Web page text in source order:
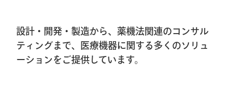
2026.1.8
第40回東日本手外科研究会出展＆ハンズ
設計・開発・製造から、薬機法関連のコンサル
ティングまで、医療機器に関する多くのソリュ
ーションをご提供しています。